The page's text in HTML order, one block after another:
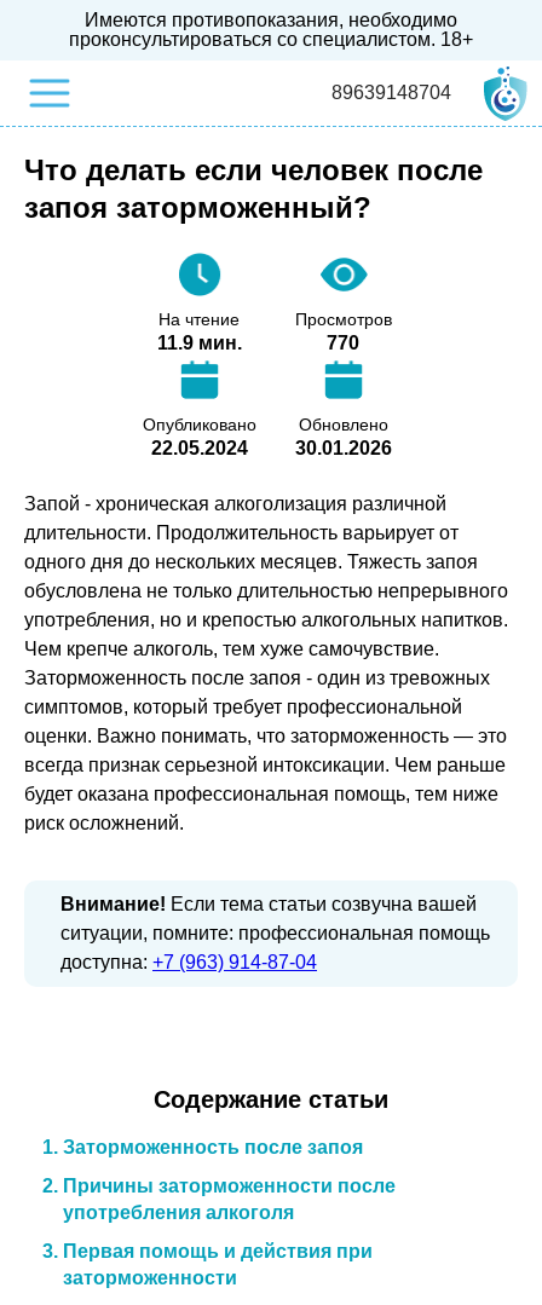
Имеются противопоказания, необходимо
проконсультироваться со специалистом. 18+
89639148704
Что делать если человек после
запоя заторможенный?
На чтение
11.9 мин.
Просмотров
770
Опубликовано
22.05.2024
Обновлено
30.01.2026
Запой - хроническая алкоголизация различной
длительности. Продолжительность варьирует от
одного дня до нескольких месяцев. Тяжесть запоя
обусловлена не только длительностью непрерывного
употребления, но и крепостью алкогольных напитков.
Чем крепче алкоголь, тем хуже самочувствие.
Заторможенность после запоя - один из тревожных
симптомов, который требует профессиональной
оценки. Важно понимать, что заторможенность — это
всегда признак серьезной интоксикации. Чем раньше
будет оказана профессиональная помощь, тем ниже
риск осложнений.
Внимание! Если тема статьи созвучна вашей
ситуации, помните: профессиональная помощь
доступна: +7 (963) 914-87-04
Содержание статьи
Заторможенность после запоя
Причины заторможенности после
употребления алкоголя
Первая помощь и действия при
заторможенности